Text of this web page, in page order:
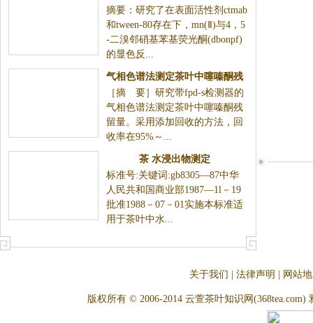
光光度法测定微量锰
摘要：研究了在表面活性剂ctmab
和tween-80存在下，mn(Ⅱ)与4，5
-二溴邻硝基苯基荧光酮(dbonpf)
的显色反...
气相色谱法测定茶叶中噻嗪酮残
留量
［摘 要］研究带fpd-s检测器的
气相色谱法测定茶叶中噻嗪酮残
留量。采用添加回收的方法，回
收率在95%～...
茶 水浸出物测定
标准号:关键词:gb8305—87中华
人民共和国商业部1987—1l－19
批准1988－07－01实施本标准适
用于茶叶中水...
关于我们 法律声明 网站
版权所有 © 2006-2014 云萱茶叶知识网